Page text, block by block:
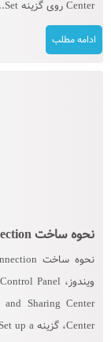
Center روی گزینه Set...
ادامه مطلب
نحوه ساخت BroadBand Connection در ویندوز ۷
Center، گزینه Set up a...